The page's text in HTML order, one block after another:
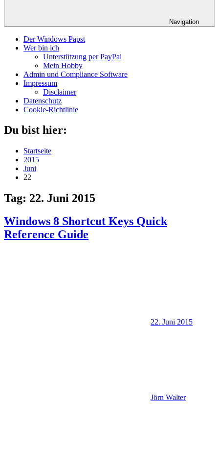
Navigation
Der Windows Papst
Wer bin ich
Unterstützung per PayPal
Mein Hobby
Admin und Compliance Software
Impressum
Disclaimer
Datenschutz
Cookie-Richtlinie
Du bist hier:
Startseite
2015
Juni
22
Tag: 22. Juni 2015
Windows 8 Shortcut Keys Quick
Reference Guide
22. Juni 2015
Jörn Walter